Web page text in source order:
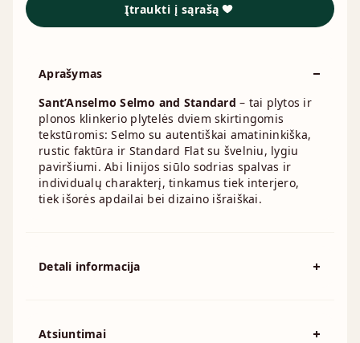
Įtraukti į sąrašą
Aprašymas
Sant’Anselmo Selmo and Standard – tai plytos ir
plonos klinkerio plytelės dviem skirtingomis
tekstūromis: Selmo su autentiškai amatininkiška,
rustic faktūra ir Standard Flat su švelniu, lygiu
paviršiumi. Abi linijos siūlo sodrias spalvas ir
individualų charakterį, tinkamus tiek interjero,
tiek išorės apdailai bei dizaino išraiškai.
Detali informacija
Išmatavimai
Atsiuntimai